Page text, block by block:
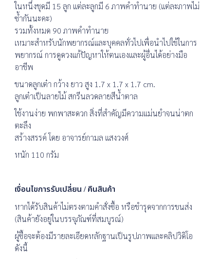
ในหนึ่งชุดมี 15 ลูก แต่ละลูกมี 6 ภาพคำทำนาย (แต่ละภาพไม่
ซ้ำกันนะคะ)
รวมทั้งหมด 90 ภาพคำทำนาย
เหมาะสำหรับนักพยากรณ์และบุคคลทั่วไปเพื่อนำไปใช้ในการ
พยากรณ์ การดูดวงแก้ปัญหาให้ตนเองและผู้อื่นได้อย่างมือ
อาชีพ
ขนาดลูกเต๋า กว้าง ยาว สูง 1.7 x 1.7 x 1.7 cm.
ลูกเต๋าเป็นลายไม้ สกรีนลวดลายสีน้ำตาล
ใช้งานง่าย พกพาสะดวก สิ่งที่สำคัญมีความแม่นยำจนน่าตก
ตะลึง
สร้างสรรค์ โดย อาจารย์กามล แสงวงศ์
หนัก 110 กรัม
เงื่อนไขการรับเปลี่ยน / คืนสินค้า
หากได้รับสินค้าไม่ตรงตามคำสั่งซื้อ หรือชำรุดจากการขนส่ง
(สินค้ายังอยู่ในบรรจุภัณฑ์ที่สมบูรณ์)
ผู้ซื้อจะต้องมีรายละเอียดหลักฐานเป็นรูปภาพและคลิปวิดิโอ
ดังนี้